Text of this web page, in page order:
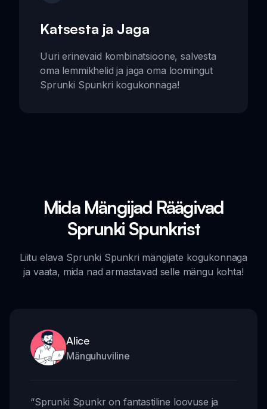
Katsesta ja Jaga
Uuri erinevaid kombinatsioone, salvesta
oma lemmikhelid ja jaga oma loomingut
Sprunki Spunkri kogukonnaga!
Mida Mängijad Räägivad
Sprunki Spunkrist
Liitu elava Sprunki Spunkri mängijate kogukonnaga
ja vaata, mida nad armastavad selle mängu kohta!
Alice
Mänguhuviline
“Sprunki Spunkr on fantastiline loovuse ja